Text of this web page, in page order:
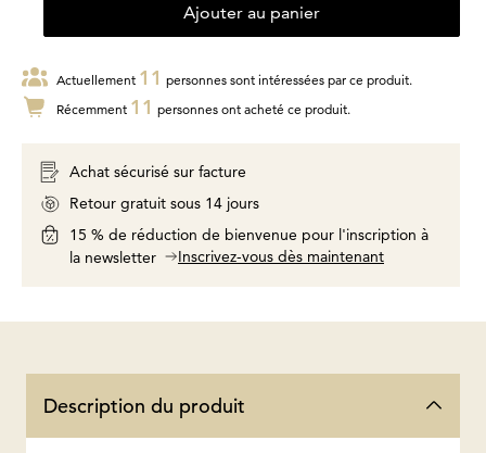
Ajouter au panier
Actuellement 11 personnes sont intéressées par ce produit.
Récemment 11 personnes ont acheté ce produit.
Achat sécurisé sur facture
Retour gratuit sous 14 jours
15 % de réduction de bienvenue pour l'inscription à
la newsletter
Inscrivez-vous dès maintenant
Description du produit